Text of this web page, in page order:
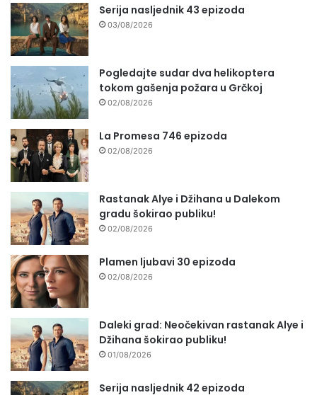
Serija nasljednik 43 epizoda
03/08/2026
Pogledajte sudar dva helikoptera
tokom gašenja požara u Grčkoj
02/08/2026
La Promesa 746 epizoda
02/08/2026
Rastanak Alye i Džihana u Dalekom
gradu šokirao publiku!
02/08/2026
Plamen ljubavi 30 epizoda
02/08/2026
Daleki grad: Neočekivan rastanak Alye i
Džihana šokirao publiku!
01/08/2026
Serija nasljednik 42 epizoda